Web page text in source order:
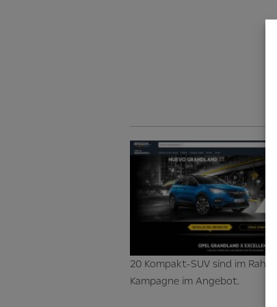
20 Kompakt-SUV sind im
Kampagne im Angebot.